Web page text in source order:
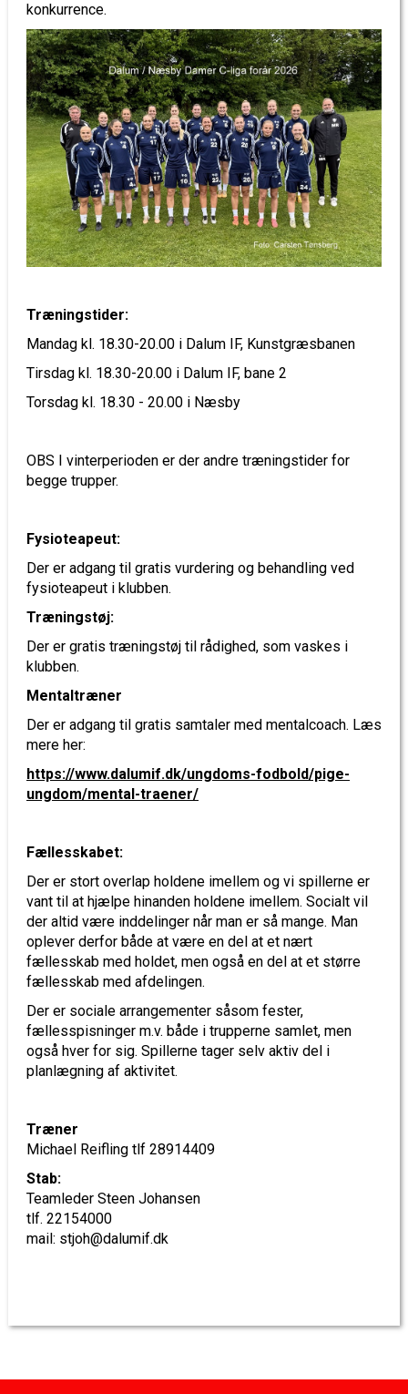
konkurrence.
Træningstider:
Mandag kl. 18.30-20.00 i Dalum IF, Kunstgræsbanen
Tirsdag kl. 18.30-20.00 i Dalum IF, bane 2
Torsdag kl. 18.30 - 20.00 i Næsby
OBS I vinterperioden er der andre træningstider for
begge trupper.
Fysioteapeut:
Der er adgang til gratis vurdering og behandling ved
fysioteapeut i klubben.
Træningstøj:
Der er gratis træningstøj til rådighed, som vaskes i
klubben.
Mentaltræner
Der er adgang til gratis samtaler med mentalcoach. Læs
mere her:
https://www.dalumif.dk/ungdoms-fodbold/pige-
ungdom/mental-traener/
Fællesskabet:
Der er stort overlap holdene imellem og vi spillerne er
vant til at hjælpe hinanden holdene imellem. Socialt vil
der altid være inddelinger når man er så mange. Man
oplever derfor både at være en del at et nært
fællesskab med holdet, men også en del at et større
fællesskab med afdelingen.
Der er sociale arrangementer såsom fester,
fællesspisninger m.v. både i trupperne samlet, men
også hver for sig. Spillerne tager selv aktiv del i
planlægning af aktivitet.
Træner
Michael Reifling tlf 28914409
Stab:
Teamleder Steen Johansen
tlf. 22154000
mail: stjoh@dalumif.dk